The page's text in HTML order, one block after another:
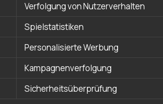
Verfolgung von Nutzerverhalten
Spielstatistiken
Personalisierte Werbung
Kampagnenverfolgung
Sicherheitsüberprüfung